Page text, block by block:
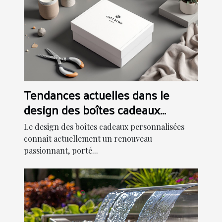
Tendances actuelles dans le
design des boîtes cadeaux
personnalisées
Le design des boîtes cadeaux personnalisées
connaît actuellement un renouveau
passionnant, porté...